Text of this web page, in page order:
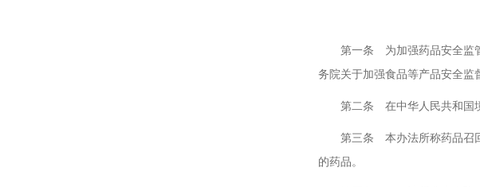
第一章
第一条 为加强药品安全监管
务院关于加强食品等产品安全监
第二条 在中华人民共和国境
第三条 本办法所称药品召回
的药品。